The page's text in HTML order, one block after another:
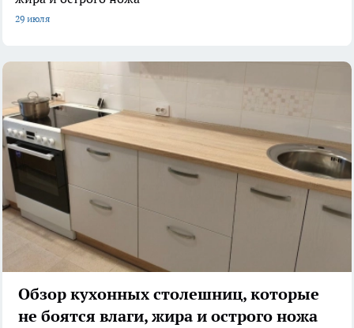
29 июля
Обзор кухонных столешниц, которые
не боятся влаги, жира и острого ножа